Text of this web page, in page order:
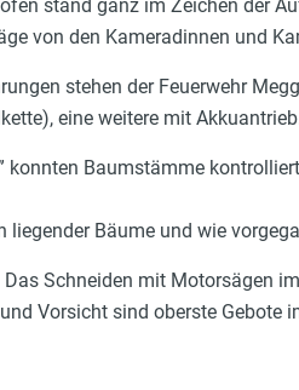
stand ganz im Zeichen der
von den Kameradinnen und
stehen der Feuerwehr
eine weitere mit
Baumstämme
Bäume und wie
Schneiden mit Motorsägen
Vorsicht sind oberste Gebote